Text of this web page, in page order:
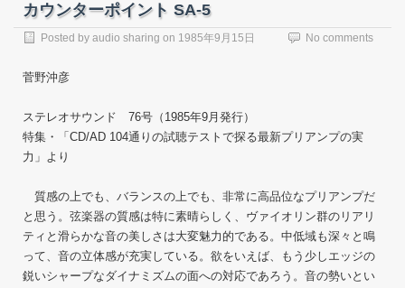
カウンターポイント SA-5
Posted by audio sharing on 1985年9月15日 No comments
菅野沖彦
ステレオサウンド 76号（1985年9月発行）
特集・「CD/AD 104通りの試聴テストで探る最新プリアンプの実
力」より
質感の上でも、バランスの上でも、非常に高品位なプリアンプだ
と思う。弦楽器の質感は特に素晴らしく、ヴァイオリン群のリアリ
ティと滑らかな音の美しさは大変魅力的である。中低域も深々と鳴
って、音の立体感が充実している。欲をいえば、もう少しエッジの
鋭いシャープなダイナミズムの面への対応であろう。音の勢いとい